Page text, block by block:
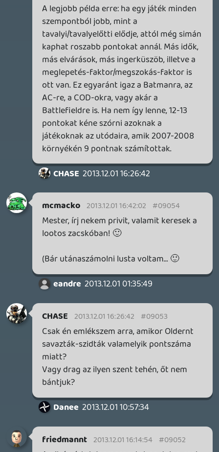
Ezt hívják olvasói visszajelzésnek, nagyon
fontos ha nem a legfontosabb feladat a
szerkesztők részére. Jó lenne ha ti is
kivennétek végre a részetek ebben, építő
jellegű kommentekkel normális
hangnemben. Bárki lehet sheriff, ha a célja
az oldal előnyére válik. Nem kell ahhoz
lennem valakinek hogy elmondjam a
véleményem. Normálisan nem
lebunkózva/hülyézve a másikat. Ha te és
társaid úgy döntenek hogy na ők aztán
nem foglalkoznak az oldallal úgymond
szarnak bele, semmi gond haver! De az ne
zavarjon már hogy van aki foglalkozik és
tesz is azért hogy jobb, kedvelhetőbb,
minőségibb legyen a gamer365. A javulás
mindenkire vonatkozik az előnyére fog
vállni annak is aki nem tesz semmit sőt
inkább zülleszti azt. 🙂
he7edik 2013.12.01 11:42:50 #0904r
Nehéz komolyan venni ezt a podcastet XD
nasty
Te mostanában itt egy virtuális sheriffnek
képzeled magad ezen az oldalon.
Ellenben egy senki vagy, egy mezei user
mint mi is. Te nem mondhatod meg ilyen
hangnemben, hogy mi legyen a
podcastben, ki kérjen bocsánatot, hogyan
vezessék az oldalt stb.
Lavitz 2013.12.01 11:22:01
nem értem miért az ellenséges hangnem,
meg nem bántottalak ha jól emlékszem.
hibázhatunk, még a legjobbak is, a
szerkesztők is vannak jobb és vannak